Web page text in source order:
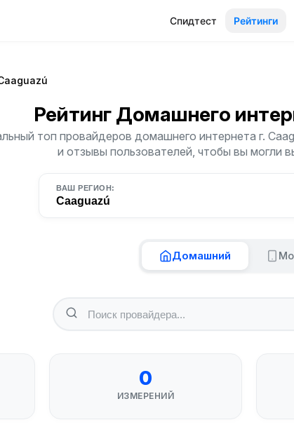
Спидтест Рейтинги
Рейтинг Домашнего
топ провайдеров домашнего интернета г.
и отзывы пользователей, чтобы вы могли
ВАШ РЕГИОН:
Caaguazú
Домашний
0
ИЗМЕРЕНИЙ